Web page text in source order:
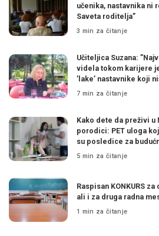
učenika, nastavnika ni
Saveta roditelja”
3 min za čitanje
Učiteljica Suzana:
videla tokom karijere
’lake’ nastavnike koji
7 min za čitanje
Kako dete da preživi u
porodici: PET uloga
su posledice za
5 min za čitanje
Raspisan KONKURS
ali i za druga radna
1 min za čitanje